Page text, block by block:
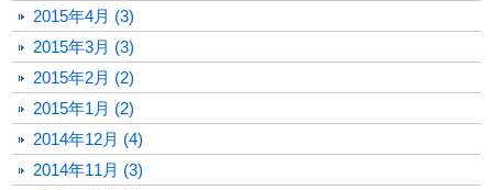
2015年4月 (3)
2015年3月 (3)
2015年2月 (2)
2015年1月 (2)
2014年12月 (4)
2014年11月 (3)